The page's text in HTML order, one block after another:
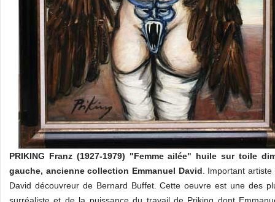
PRIKING Franz (1927-1979) "Femme ailée" huile sur toile
gauche, ancienne collection Emmanuel David . Important
David découvreur de Bernard Buffet. Cette oeuvre est une des